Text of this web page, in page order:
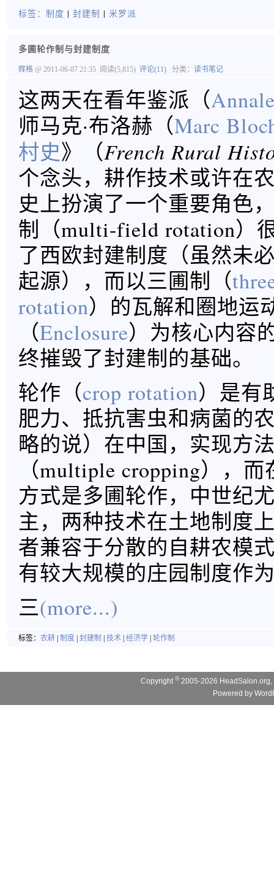
标签： 制度 | 封建制 | 米罗派
多圃轮作制与封建制度
辉格 @ 2011-06-07 21:35 阅读(5,815) 评论(11) 分类： 读书笔记
这两天在看年鉴派（
师马克·布洛赫（Marc
村史》（French Rural
个念头，耕作技术或许在
史上扮演了一个重要角色
制（multi-field rotation）
了西欧封建制度（虽然未
起源），而以三圃制（
rotation）的瓦解和圈地运
（Enclosure）为核心内容
终摧毁了封建制的基础。
轮作（crop rotation）是有
肥力、抵抗害虫和病菌的
略的说）在中国，实现方
（multiple cropping），
方式是多圃轮作，中世纪
主，两种技术在土地制度
者兼容于分散的自耕农模
有较大规模的庄园制度作
三(more...)
标签： 农耕 制度 封建制 技术 经济学 轮作制
Copyright© 2005-2026
Powered by